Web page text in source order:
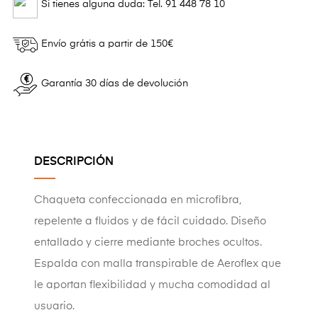
Si tienes alguna duda: Tel. 91 448 78 10
Envío grátis a partir de 150€
Garantía 30 días de devolución
DESCRIPCIÓN
Chaqueta confeccionada en microfibra,
repelente a fluidos y de fácil cuidado. Diseño
entallado y cierre mediante broches ocultos.
Espalda con malla transpirable de Aeroflex que
le aportan flexibilidad y mucha comodidad al
usuario.